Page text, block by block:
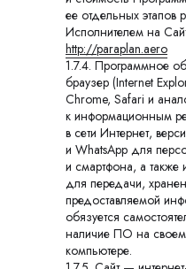
ее отдельных этапов
Исполнителем на
http://paraplan.aero
1.7.4. Программное
браузер (Internet
Chrome, Safari и
к информационным
в сети Интернет,
и WhatsApp для
и смартфона, а
для передачи,
предоставляемой
обязуется
наличие ПО на
компьютере.